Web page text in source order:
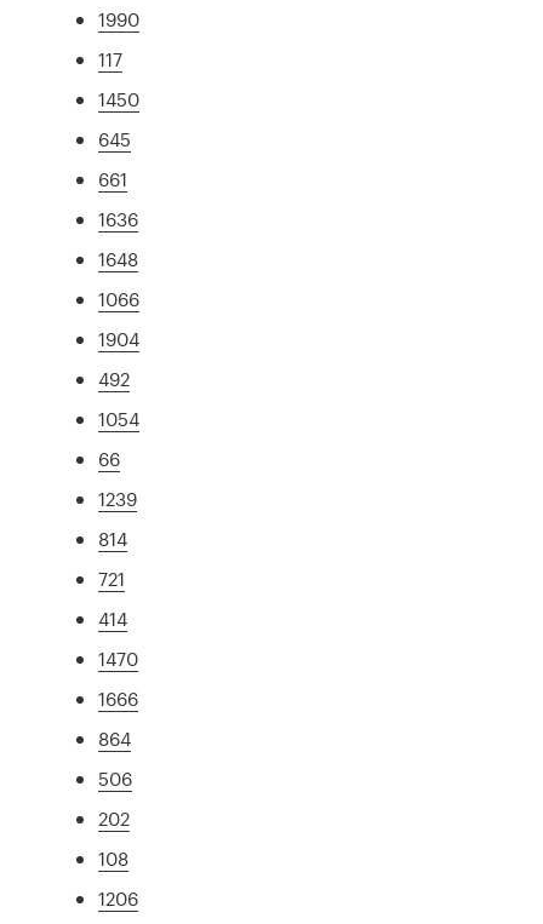
1990
117
1450
645
661
1636
1648
1066
1904
492
1054
66
1239
814
721
414
1470
1666
864
506
202
108
1206